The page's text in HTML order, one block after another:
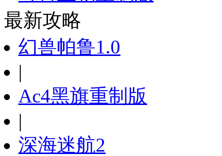
最新攻略
幻兽帕鲁1.0
|
Ac4黑旗重制版
|
深海迷航2